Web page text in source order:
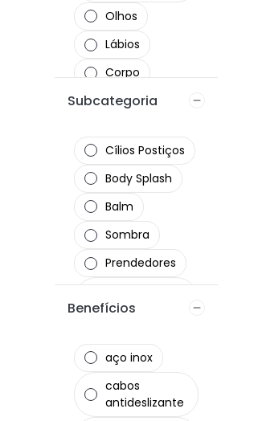
Olhos
Lábios
Corpo
Rosto
Subcategoria
Cílios Postiços
Body Splash
Balm
Sombra
Prendedores
Cílios
Labial
Espátulas
Modeladores
Benefícios
aço inox
cabos
antideslizante